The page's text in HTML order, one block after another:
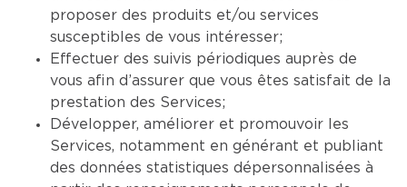
proposer des produits et/ou services
susceptibles de vous intéresser;
Effectuer des suivis périodiques auprès de
vous afin d’assurer que vous êtes satisfait de la
prestation des Services;
Développer, améliorer et promouvoir les
Services, notamment en générant et publiant
des données statistiques dépersonnalisées à